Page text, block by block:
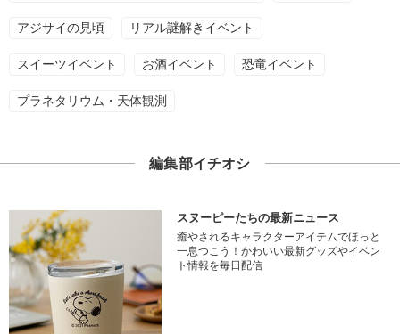
アジサイの見頃 リアル謎解きイベント
スイーツイベント お酒イベント 恐竜イベント
プラネタリウム・天体観測
編集部イチオシ
スヌーピーたちの最新ニュース
癒やされるキャラクターアイテムでほっと
一息つこう！かわいい最新グッズやイベン
ト情報を毎日配信